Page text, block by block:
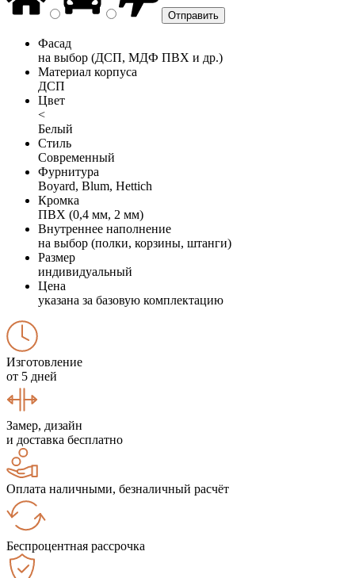
Фасад
на выбор (ДСП, МДФ ПВХ и др.)
Материал корпуса
ДСП
Цвет
<
Белый
Стиль
Современный
Фурнитура
Boyard, Blum, Hettich
Кромка
ПВХ (0,4 мм, 2 мм)
Внутреннее наполнение
на выбор (полки, корзины, штанги)
Размер
индивидуальный
Цена
указана за базовую комплектацию
Изготовление
от 5 дней
Замер, дизайн
и доставка бесплатно
Оплата наличными, безналичный расчёт
Беспроцентная рассрочка